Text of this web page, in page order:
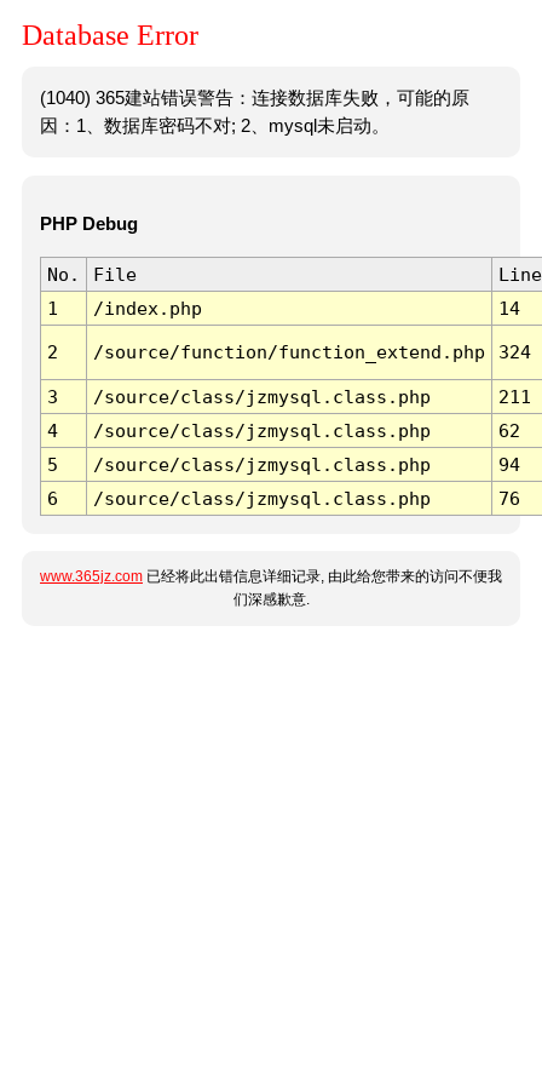
Database Error
(1040) 365建站错误警告：连接数据库失败，可能的原
因：1、数据库密码不对; 2、mysql未启动。
PHP Debug
No. File
Line
1
/index.php 14
2 /source/function/function_extend.php 324
3 /source/class/jzmysql.class.php
211
4
/source/class/jzmysql.class.php
62
5
/source/class/jzmysql.class.php
94
6
/source/class/jzmysql.class.php 76
www.365jz.com 已经将此出错信息详细记录, 由此给您带来的访问不便我
们深感歉意.